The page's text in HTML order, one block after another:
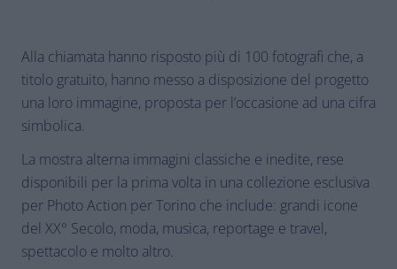
Alla chiamata hanno risposto più di 100 fotografi che, a
titolo gratuito, hanno messo a disposizione del progetto
una loro immagine, proposta per l’occasione ad una cifra
simbolica.
La mostra alterna immagini classiche e inedite, rese
disponibili per la prima volta in una collezione esclusiva
per Photo Action per Torino che include: grandi icone
del XX° Secolo, moda, musica, reportage e travel,
spettacolo e molto altro.